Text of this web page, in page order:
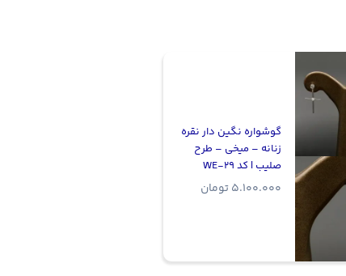
گوشواره نگین دار نقره
زنانه – میخی – طرح
صلیب | کد WE-29
5.100.000تومان